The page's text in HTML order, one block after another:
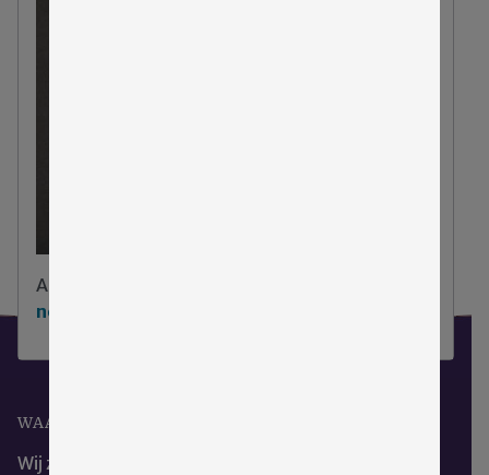
Aarzel niet
nemen
WAAR KUNT U ONS VINDEN?
Wij zijn het beste te bereiken via ons e-mail